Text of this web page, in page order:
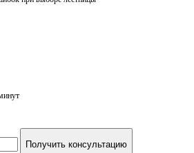
Получить консультацию